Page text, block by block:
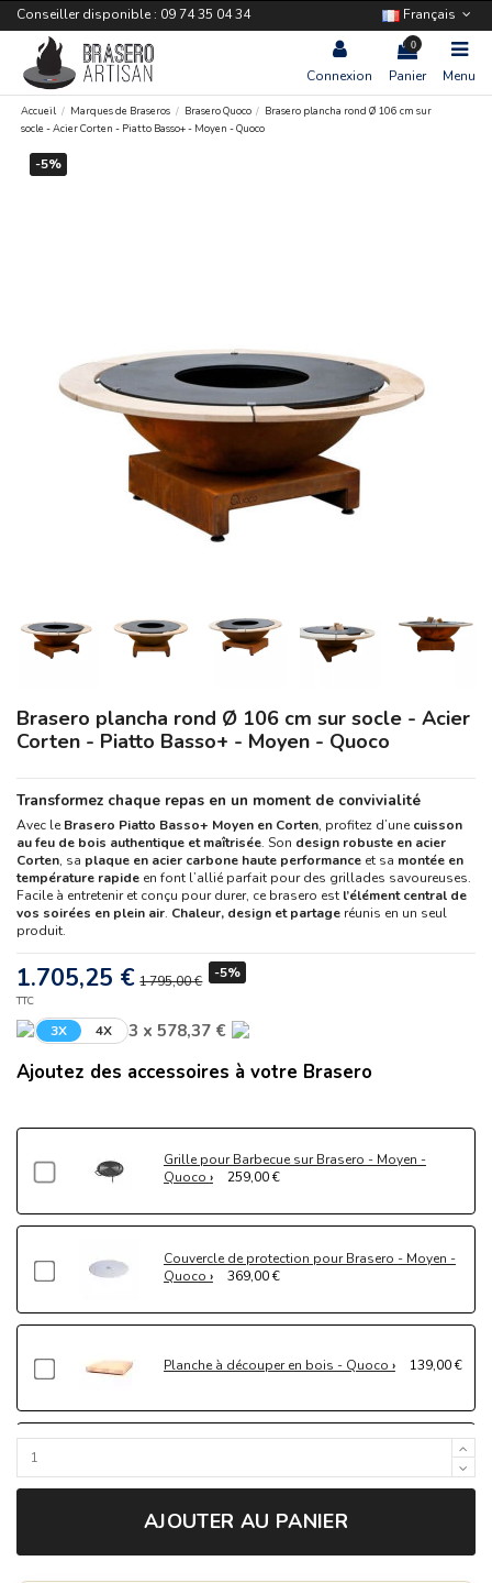
Conseiller disponible : 09 74 35 04 34 Français
Connexion
0
Panier Menu
Accueil Marques de Braseros Brasero Quoco
Brasero plancha rond Ø 106 cm sur
socle - Acier Corten - Piatto Basso+ - Moyen - Quoco
-5%
Brasero plancha rond Ø 106 cm sur socle - Acier
Corten - Piatto Basso+ - Moyen - Quoco
Transformez chaque repas en un moment de convivialité
Avec le Brasero Piatto Basso+ Moyen en Corten, profitez d’une cuisson
au feu de bois authentique et maîtrisée. Son design robuste en acier
Corten, sa plaque en acier carbone haute performance et sa montée en
température rapide en font l’allié parfait pour des grillades savoureuses.
Facile à entretenir et conçu pour durer, ce brasero est l’élément central de
vos soirées en plein air. Chaleur, design et partage réunis en un seul
produit.
1.705,25 € 1 795,00 € -5%
TTC
3X 4X 3 x 578,37 €
Ajoutez des accessoires à votre Brasero
Grille pour Barbecue sur Brasero - Moyen -
Quoco
259,00 €
Couvercle de protection pour Brasero - Moyen -
Quoco
369,00 €
Planche à découper en bois - Quoco 139,00 €
Bac de stockage pour ustensiles - Quoco
149,00 €
AJOUTER AU PANIER